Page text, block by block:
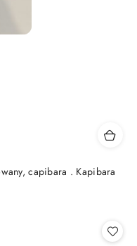
capibara . Kapibara